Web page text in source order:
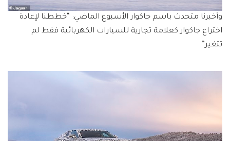
وأخبرنا متحدث باسم جاكوار الأسبوع الماضي: “خططنا لإعادة
اختراع جاكوار كعلامة تجارية للسيارات الكهربائية فقط لم
تتغير”.